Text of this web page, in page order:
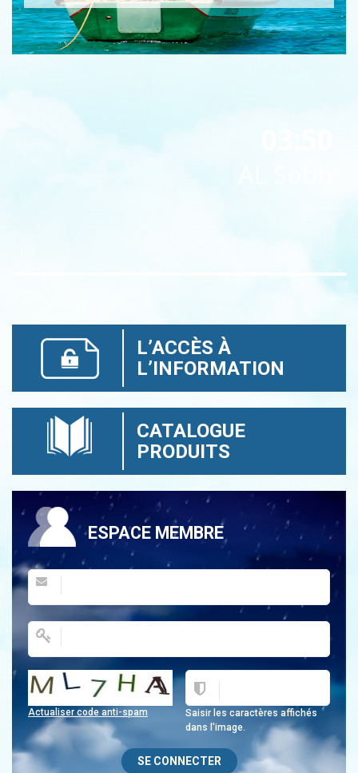
L’ACCÈS À
L’INFORMATION
CATALOGUE
PRODUITS
ESPACE MEMBRE
Saisir les caractères affichés
dans l'image.
Actualiser code anti-spam